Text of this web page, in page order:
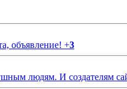
объявление! +3
людям. И создателям